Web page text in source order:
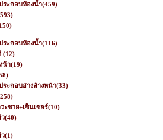
ระกอบห้องน้ำ(459)
ระกอบห้องน้ำ(116)
(12)
น้า(19)
ะกอบอ่างล้างหน้า(33)
ะชาย+เซ็นเซอร์(10)
(40)
(1)